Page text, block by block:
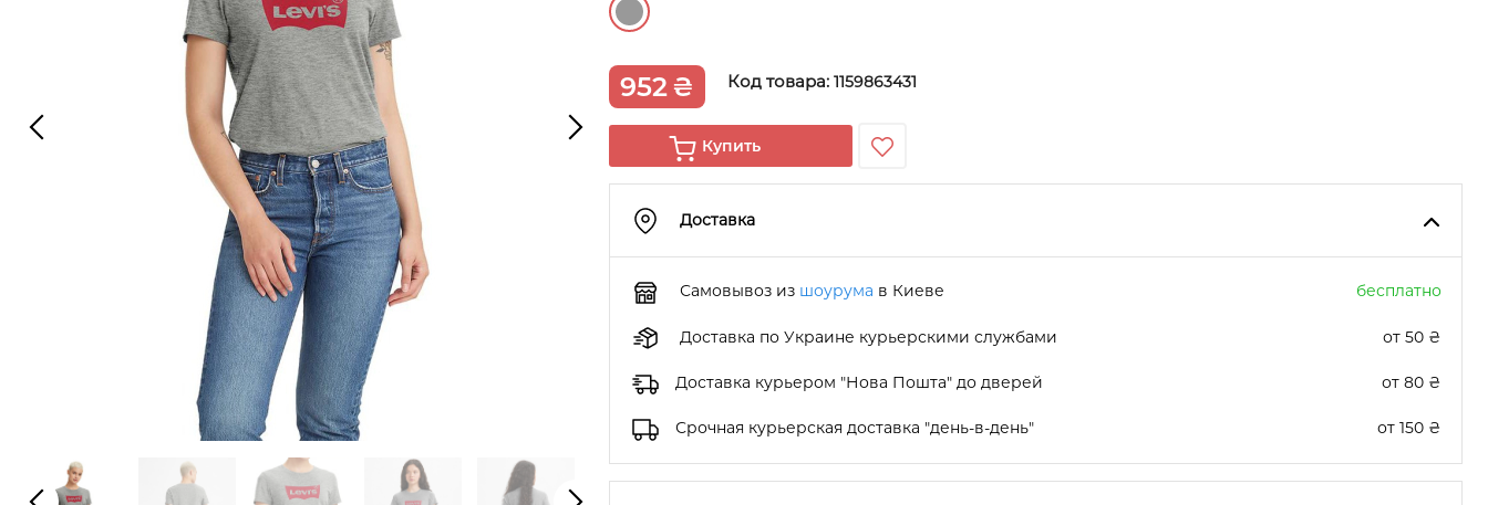
952₴ Код товара:1159863431
Купить
Доставка
Самовывоз из шоурума в Киеве бесплатно
Доставка по Украине курьерскими службами от 50 ₴
Доставка курьером "Нова Пошта" до дверей от 80 ₴
Срочная курьерская доставка "день-в-день" от 150 ₴